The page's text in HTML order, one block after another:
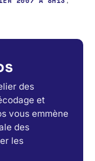
des
et
vous emmène
des
les